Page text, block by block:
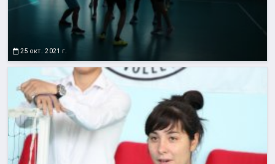
25 окт. 2021 г.